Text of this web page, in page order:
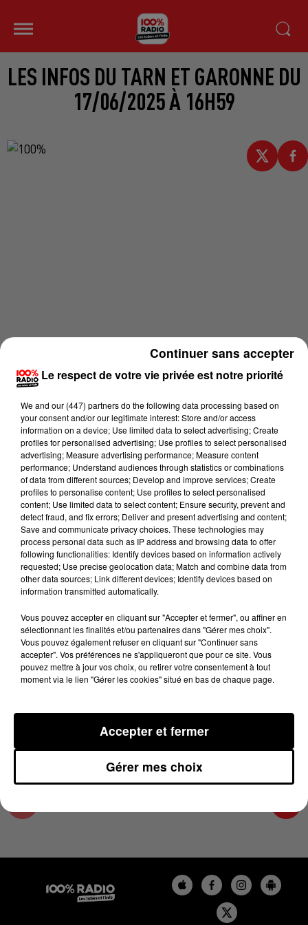
LES INFOS DU TARN ET GARONNE DU
17/06/2025 À 16H59
Lecture (3 min 57 sec)
100%
100% Radio les infos du Tarn et Garonne
17 juin 2025 - 3 min 57 sec
LES INFOS DU TARN ET GARONNE DU
17/06/2025 À 16H59
Podcasts infos du Tarn et Garonne
Le respect de votre vie privée est notre priorité
We and our (447) partnersdo the following data processing based on
your consent and/or our legitimate interest: Store and/or access
information on a device; Use limited data to select advertising; Create
profiles for personalised advertising; Use profiles to select personalised
advertising; Measure advertising performance; Measure content
performance; Understand audiences through statistics or combinations
of data from different sources; Develop and improve services; Create
profiles to personalise content; Use profiles to select personalised
content; Use limited data to select content; Ensure security, prevent and
detect fraud, and fix errors; Deliver and present advertising and content;
Save and communicate privacy choices. These technologies may
process personal data such as IP address and browsing data to offer
following functionalities: Identify devices based on information actively
requested; Use precise geolocation data; Match and combine data from
other data sources; Link different devices; Identify devices based on
information transmitted automatically.
Vous pouvez accepter en cliquant sur "Accepter et fermer", ou affiner en
sélectionnant les finalités et/ou partenaires dans "Gérer mes choix".
Vous pouvez également refuser en cliquant sur "Continuer sans
accepter". Vos préférences ne s'appliqueront que pour ce site. Vous
pouvez mettre à jour vos choix, ou retirer votre consentement à tout
moment via le lien "Gérer les cookies" situé en bas de chaque page.
Gérer mes choix
Accepter et fermer
Continuer sans accepter